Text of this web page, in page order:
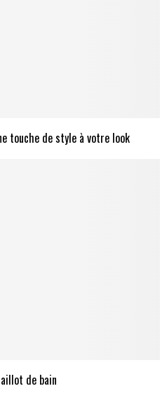
touche de style à votre look
de bain